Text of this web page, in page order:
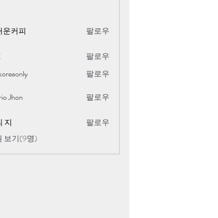
운커피 팔로우
팔로우
팔로우
Jhon 팔로우
지
팔로우
보기(9명)